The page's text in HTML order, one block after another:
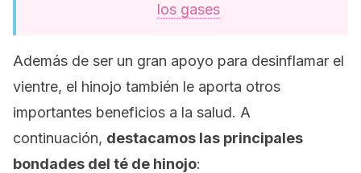
los gases
Además de ser un gran apoyo para desinflamar el
vientre, el hinojo también le aporta otros
importantes beneficios a la salud. A
continuación, destacamos las principales
bondades del té de hinojo: